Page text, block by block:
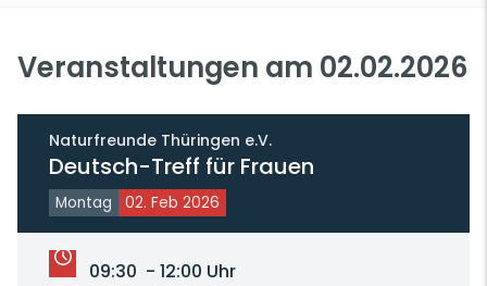
Veranstaltungen am 02.02.2026
Naturfreunde Thüringen e.V.
Deutsch-Treff für Frauen
Montag 02. Feb 2026
09:30 - 12:00 Uhr